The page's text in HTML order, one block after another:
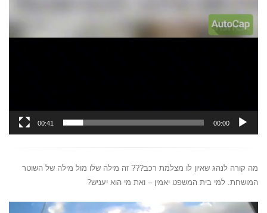
00:00
00:41
מה קורה לנהג שאיון לו מצלמת רכב??? זה מילה שלו מול מילה של השוטר
המושחת. למי בית המשפט יאמין – ואת מי הוא יעניש?
נגן